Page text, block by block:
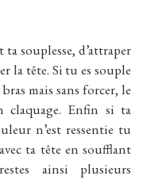
souplesse, d’attraper
la tête. Si tu es souple
mais sans forcer, le
claquage. Enfin si ta
n’est ressentie tu
ta tête en soufflant
ainsi plusieurs